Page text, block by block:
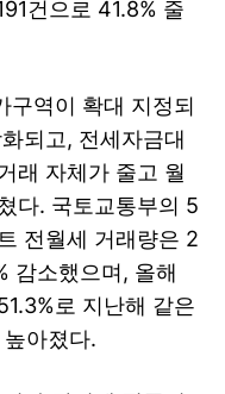
건으로 41.8% 줄
구역이 확대 지정되
되고, 전세자금대
래 자체가 줄고 월
다. 국토교통부의 5
전월세 거래량은 2
감소했으며, 올해
로 지난해 같은
아졌다.